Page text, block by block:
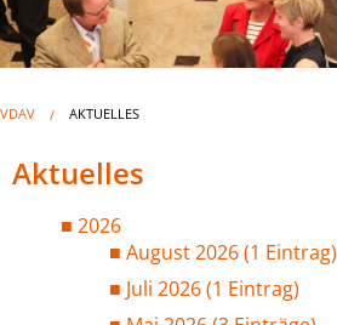
VDAV AKTUELLES
Aktuelles
2026
August 2026 (1 Eintrag)
Juli 2026 (1 Eintrag)